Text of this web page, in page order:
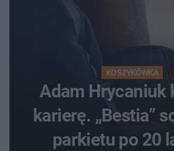
KOSZYKÓWKA
Adam Hrycaniuk
karierę. „Bestia”
parkietu po 20